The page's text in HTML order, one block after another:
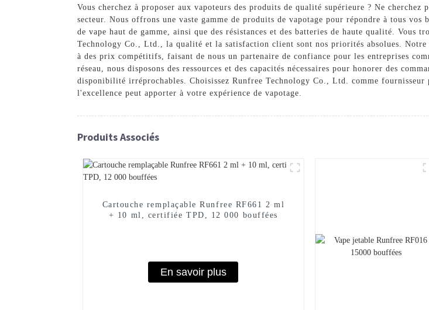
Vous cherchez à proposer aux vapoteurs des produits de qualité supérieure ? Ne
secteur. Nous offrons une vaste gamme de produits de vapotage pour répondre à tous
de vape haut de gamme, ainsi que des résistances et des batteries de haute qualité. Vous
Technology Co., Ltd., la qualité et la satisfaction client sont nos priorités absolues.
à des prix compétitifs, faisant de nous un partenaire de confiance pour les entreprises
réseau, nous disposons des ressources et des capacités nécessaires pour honorer des
disponibilité irréprochables. Choisissez Runfree Technology Co., Ltd. comme
l'excellence peut apporter à votre expérience de vapotage.
Produits Associés
Cartouche remplaçable Runfree RF661 2 ml
+ 10 ml, certifiée TPD, 12 000 bouffées
En savoir plus